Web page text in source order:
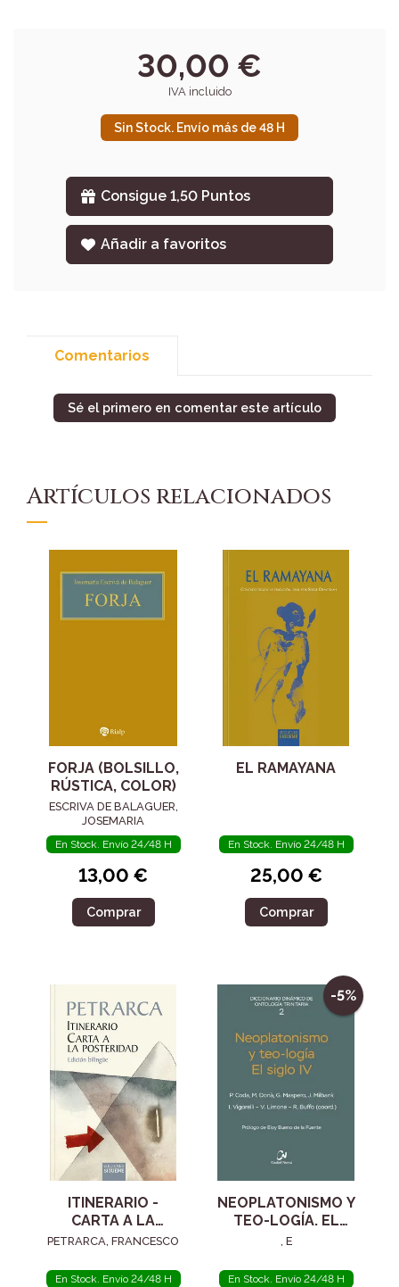
30,00 €
IVA incluido
Sin Stock. Envío más de 48 H
Consigue 1,50 Puntos
Añadir a favoritos
Comentarios
Sé el primero en comentar este artículo
Artículos relacionados
FORJA (BOLSILLO,
RÚSTICA, COLOR)
ESCRIVA DE BALAGUER,
JOSEMARIA
En Stock. Envío 24/48 H
13,00 €
Comprar
EL RAMAYANA
En Stock. Envío 24/48 H
25,00 €
Comprar
ITINERARIO -
CARTA A LA
POSTERIDAD
PETRARCA, FRANCESCO
En Stock. Envío 24/48 H
-5%
NEOPLATONISMO Y
TEO-LOGÍA. EL
SIGLO IV
, E
En Stock. Envío 24/48 H